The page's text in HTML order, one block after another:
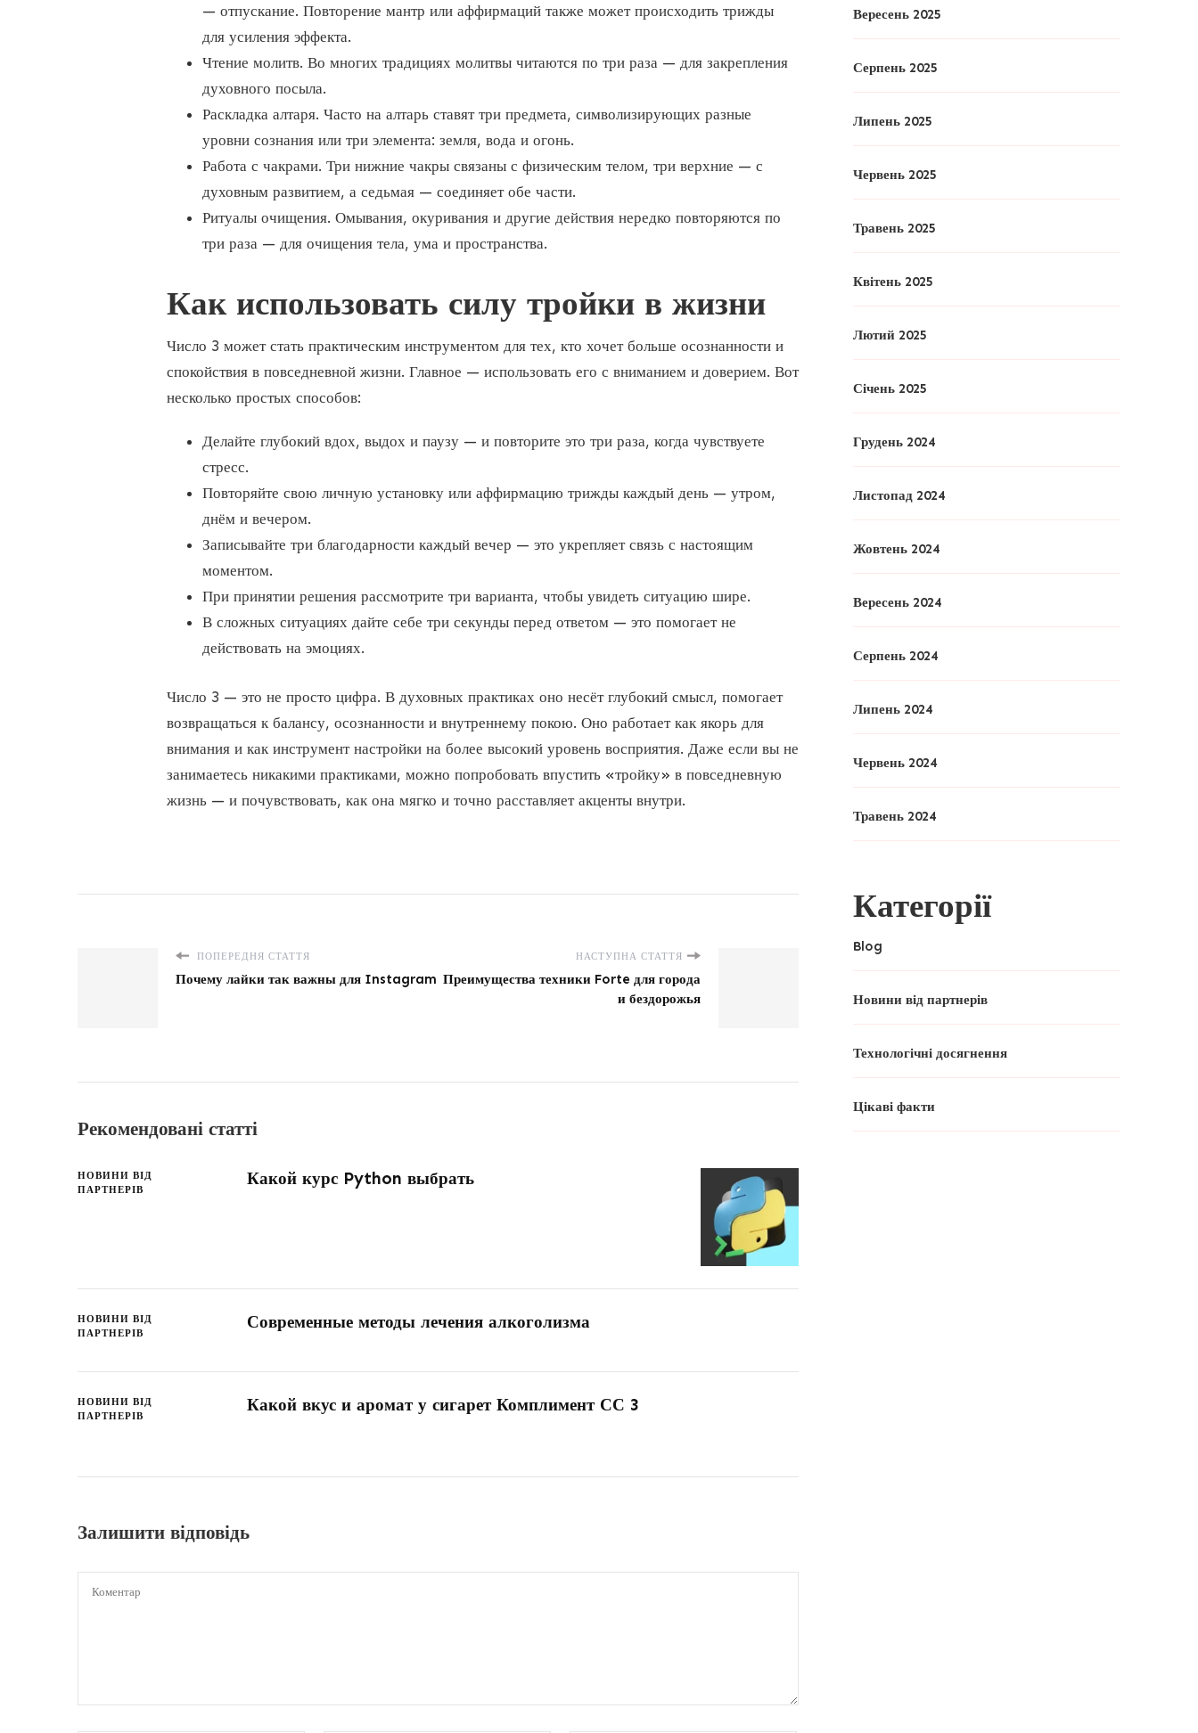
— отпускание. Повторение мантр или аффирмаций также может происходить трижды
для усиления эффекта.
Чтение молитв. Во многих традициях молитвы читаются по три раза — для закрепления
духовного посыла.
Раскладка алтаря. Часто на алтарь ставят три предмета, символизирующих разные
уровни сознания или три элемента: земля, вода и огонь.
Работа с чакрами. Три нижние чакры связаны с физическим телом, три верхние — с
духовным развитием, а седьмая — соединяет обе части.
Ритуалы очищения. Омывания, окуривания и другие действия нередко повторяются по
три раза — для очищения тела, ума и пространства.
Как использовать силу тройки в жизни
Число 3 может стать практическим инструментом для тех, кто хочет больше осознанности и
спокойствия в повседневной жизни. Главное — использовать его с вниманием и доверием. Вот
несколько простых способов:
Делайте глубокий вдох, выдох и паузу — и повторите это три раза, когда чувствуете
стресс.
Повторяйте свою личную установку или аффирмацию трижды каждый день — утром,
днём и вечером.
Записывайте три благодарности каждый вечер — это укрепляет связь с настоящим
моментом.
При принятии решения рассмотрите три варианта, чтобы увидеть ситуацию шире.
В сложных ситуациях дайте себе три секунды перед ответом — это помогает не
действовать на эмоциях.
Число 3 — это не просто цифра. В духовных практиках оно несёт глубокий смысл, помогает
возвращаться к балансу, осознанности и внутреннему покою. Оно работает как якорь для
внимания и как инструмент настройки на более высокий уровень восприятия. Даже если вы не
занимаетесь никакими практиками, можно попробовать впустить «тройку» в повседневную
жизнь — и почувствовать, как она мягко и точно расставляет акценты внутри.
ПОПЕРЕДНЯ СТАТТЯ
Почему лайки так важны для Instagram
НАСТУПНА СТАТТЯ
Преимущества техники Forte для города
и бездорожья
Рекомендовані статті
НОВИНИ ВІД
ПАРТНЕРІВ
Какой курс Python выбрать
НОВИНИ ВІД
ПАРТНЕРІВ
Современные методы лечения алкоголизма
НОВИНИ ВІД
ПАРТНЕРІВ
Какой вкус и аромат у сигарет Комплимент СС 3
Залишити відповідь
Вересень 2025
Серпень 2025
Липень 2025
Червень 2025
Травень 2025
Квітень 2025
Лютий 2025
Січень 2025
Грудень 2024
Листопад 2024
Жовтень 2024
Вересень 2024
Серпень 2024
Липень 2024
Червень 2024
Травень 2024
Категорії
Blog
Новини від партнерів
Технологічні досягнення
Цікаві факти